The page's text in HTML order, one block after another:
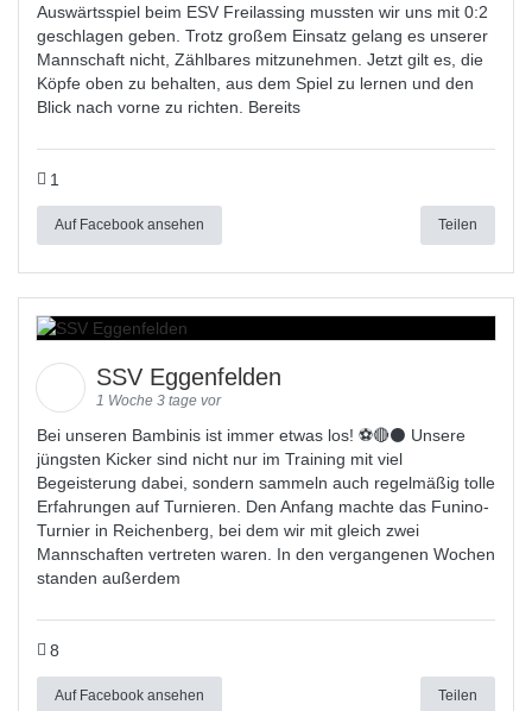
Auswärtsspiel beim ESV Freilassing mussten wir uns mit 0:2
geschlagen geben. Trotz großem Einsatz gelang es unserer
Mannschaft nicht, Zählbares mitzunehmen. Jetzt gilt es, die
Köpfe oben zu behalten, aus dem Spiel zu lernen und den
Blick nach vorne zu richten. Bereits
1
Auf Facebook ansehen Teilen
SSV Eggenfelden
1 Woche 3 tage vor
Bei unseren Bambinis ist immer etwas los! ⚽️🔴⚫ Unsere
jüngsten Kicker sind nicht nur im Training mit viel
Begeisterung dabei, sondern sammeln auch regelmäßig tolle
Erfahrungen auf Turnieren. Den Anfang machte das Funino-
Turnier in Reichenberg, bei dem wir mit gleich zwei
Mannschaften vertreten waren. In den vergangenen Wochen
standen außerdem
8
Auf Facebook ansehen Teilen